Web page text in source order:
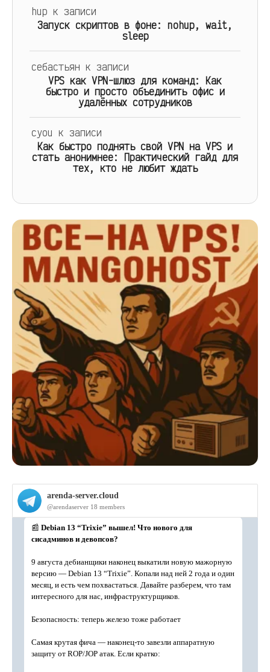
hup к записи
Запуск скриптов в фоне: nohup, wait,
sleep
себастьян к записи
VPS как VPN-шлюз для команд: Как
быстро и просто объединить офис и
удалённых сотрудников
cyou к записи
Как быстро поднять свой VPN на VPS и
стать анонимнее: Практический гайд для
тех, кто не любит ждать